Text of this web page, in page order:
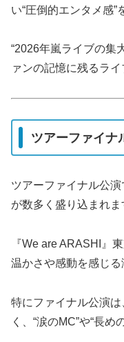
い“圧倒的エンタメ感”
“2026年嵐ライブの集
ァンの記憶に残るライ
ツアーファイナ
ツアーファイナル公演
が数多く盛り込まれま
『We are ARASHI』
温かさや感動を感じる
特にファイナル公演
く、“涙のMC”や“長め